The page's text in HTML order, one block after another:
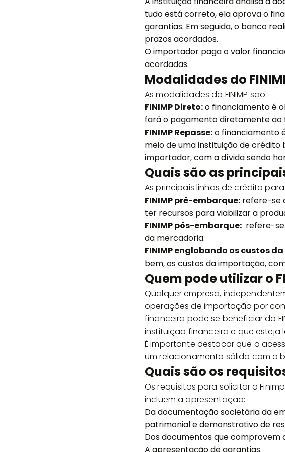
tudo está correto, ela aprova o
garantias. Em seguida, o banco
prazos acordados.
O importador paga o valor
acordadas.
Modalidades do
As modalidades do FINIMP são:
FINIMP Direto:o financiamento é
fará o pagamento diretamente ao
FINIMP Repasse:o financiamento
meio de uma instituição de
importador, com a dívida sendo
Quais são as
As principais linhas de crédito
FINIMP pré-embarque: refere-se
ter recursos para viabilizar a
FINIMP pós-embarque: refere-
da mercadoria.
FINIMP englobando os custos
bem, os custos da importação,
Quem pode utilizar o
Qualquer empresa,
operações de importação por
financeira pode se beneficiar do
instituição financeira e que esteja
É importante destacar que o
um relacionamento sólido com o
Quais são os
Os requisitos para solicitar o
incluem a apresentação:
Da documentação societária da
patrimonial e demonstrativo de
Dos documentos que comprovem